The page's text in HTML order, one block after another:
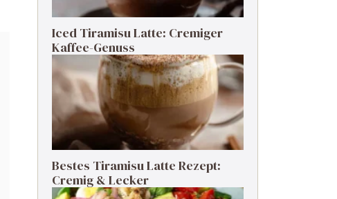
Iced Tiramisu Latte: Cremiger
Kaffee-Genuss
Bestes Tiramisu Latte Rezept:
Cremig & Lecker